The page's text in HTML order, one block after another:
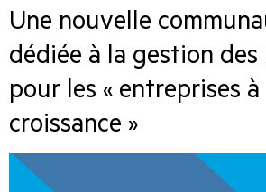
Une nouvelle
dédiée à la gestion des
pour les « entreprises
croissance »